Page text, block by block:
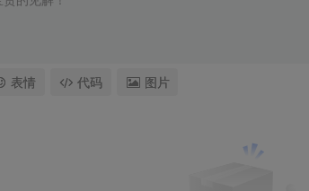
表情 代码 图片